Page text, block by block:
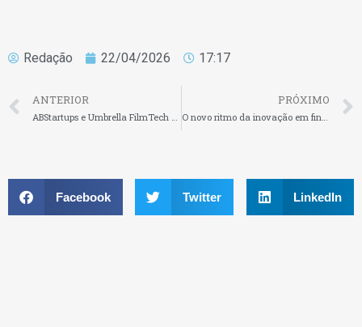
Redação 22/04/2026 17:17
ANTERIOR
ABStartups e Umbrella FilmTech se unem para impulsionar a transformação digital no audiovisual dentro do ecossistema de startups
PRÓXIMO
O novo ritmo da inovação em fintechs: da ideia ao fluxo
Facebook Twitter LinkedIn